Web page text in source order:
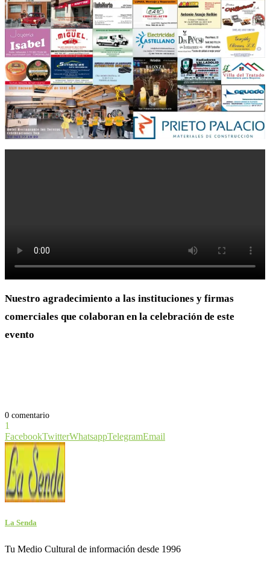
Nuestro agradecimiento a las instituciones y firmas
comerciales que colaboran en la celebración de este
evento
0 comentario
1
FacebookTwitterWhatsappTelegramEmail
La Senda
Tu Medio Cultural de información desde 1996